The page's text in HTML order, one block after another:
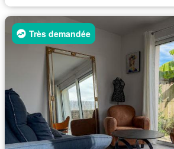
Très demandée